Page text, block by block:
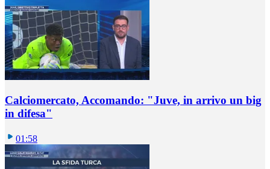
Calciomercato, Accomando: "Juve, in arrivo un big
in difesa"
01:58